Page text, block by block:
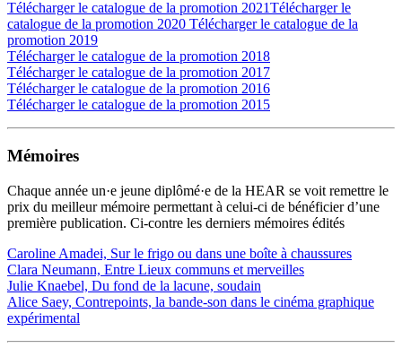
Télécharger le catalogue de la promotion 2021Télécharger le
catalogue de la promotion 2020 Télécharger le catalogue de la
promotion 2019
Télécharger le catalogue de la promotion 2018
Télécharger le catalogue de la promotion 2017
Télécharger le catalogue de la promotion 2016
Télécharger le catalogue de la promotion 2015
Mémoires
Chaque année un·e jeune diplômé·e de la HEAR se voit remettre le
prix du meilleur mémoire permettant à celui-ci de bénéficier d’une
première publication. Ci-contre les derniers mémoires édités
Caroline Amadei, Sur le frigo ou dans une boîte à chaussures
Clara Neumann, Entre Lieux communs et merveilles
Julie Knaebel, Du fond de la lacune, soudain
Alice Saey, Contrepoints, la bande-son dans le cinéma graphique
expérimental